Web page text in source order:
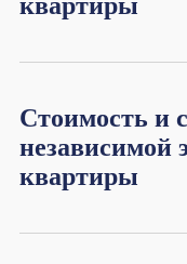
Стоимость и
независимой
квартиры